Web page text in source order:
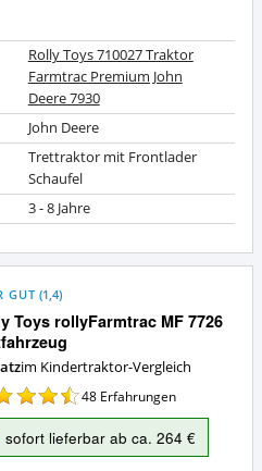
Rolly Toys 710027 Traktor
Farmtrac Premium John
Deere 7930
John Deere
Trettraktor mit Frontlader
Schaufel
3 - 8 Jahre
Toys rollyFarmtrac MF 7726
GUT (1,4)
im Kindertraktor-Vergleich
48 Erfahrungen
sofort lieferbar ab ca. 264 €